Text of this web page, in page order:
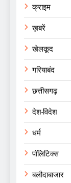
क्राइम
ख़बरें
खेलकूद
गरियाबंद
छत्तीसगढ़
देश-विदेश
धर्म
पॉलिटिक्स
बलौदाबाजार